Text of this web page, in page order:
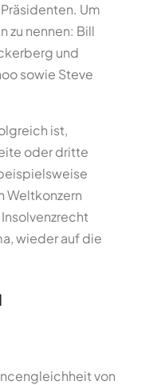
Um
zu nennen: Bill
und
sowie Steve
ist,
oder dritte
Weltkonzern
wieder auf die
von